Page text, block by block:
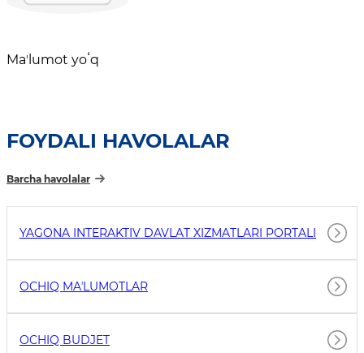
Maʼlumot yoʻq
FOYDALI HAVOLALAR
Barcha havolalar
YAGONA INTERAKTIV DAVLAT XIZMATLARI PORTALI
OCHIQ MAʼLUMOTLAR
OCHIQ BUDJET